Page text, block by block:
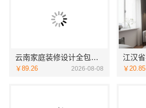
云南家庭装修设计全包价格，云南至高新型建材有限公司
￥89.26 2026-08-08 ￥20.85